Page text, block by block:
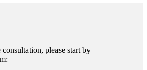
please start by